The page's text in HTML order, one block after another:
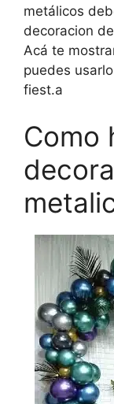
metálicos
decoracion
Acá te
puedes
fiest.a
Como